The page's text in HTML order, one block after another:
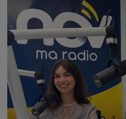
LES NOUVEAUTÉS NOV
LA RADIO
L'ÉQUIPE
LES BÉNÉVOLES